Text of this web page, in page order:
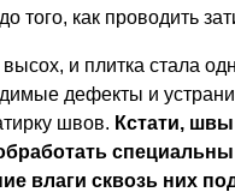
того, как проводить
и плитка стала
дефекты и
швов. Кстати,
влаги сквозь них